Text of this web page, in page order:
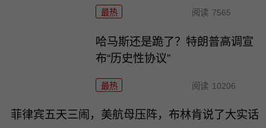
最热 阅读 7565
哈马斯还是跪了？特朗普高调宣
布“历史性协议”
最热 阅读 10206
菲律宾五天三闹，美航母压阵，布林肯说了大实话